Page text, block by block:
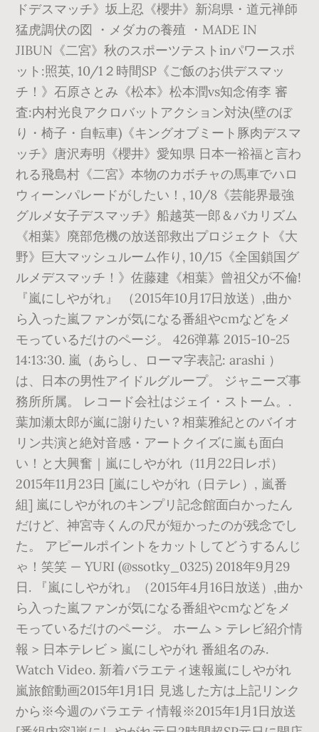
ドデスマッチ》坂上忍《櫻井》新潟県・道元禅師
猛虎調伏の図 ・メダカの養殖 ・MADE IN
JIBUN《二宮》秋のスポーツテストinパワースポ
ット:照英, 10/1２時間SP《ご飯のお供デスマッ
チ！》石原さとみ《松本》松本潤vs知念侑李 審
査:内村光良アクロバットアクション対決(壁のぼ
り・椅子・自転車)《キングオブミート豚肉デスマ
ッチ》唐沢寿明《櫻井》愛知県 日本一裕福と言わ
れる飛島村《二宮》本物のカボチャの馬車でハロ
ウィーンパレードがしたい！, 10/8《芸能界最強
グルメ女子デスマッチ》船越英一郎＆バカリズム
《相葉》廃部危機の放送部救出プロジェクト《大
野》巨大マッシュルーム作り, 10/15《全国鎖国グ
ルメデスマッチ！》佐藤建《相葉》曾祖父が不倫!
『嵐にしやがれ』 （2015年10月17日放送）,曲か
ら入った嵐ファンが気になる番組やcmなどをメ
モっているだけのページ。 426弹幕 2015-10-25
14:13:30. 嵐（あらし、ローマ字表記: arashi ）
は、日本の男性アイドルグループ。 ジャニーズ事
務所所属。 レコード会社はジェイ・ストーム。.
葉加瀬太郎が嵐に謝りたい？相葉雅紀とのバイオ
リン共演と絶対音感・アートクイズに嵐も面白
い！と大興奮｜嵐にしやがれ（11月22日レポ）
2015年11月23日 [嵐にしやがれ（日テレ）, 嵐番
組] 嵐にしやがれのキンプリ記念館面白かったん
だけど、神宮寺くんの尺が短かったのが残念でし
た。 アピールポイントをカットしてどうするんじ
ゃ！笑笑 — YURI (@ssotky_0325) 2018年9月29
日. 『嵐にしやがれ』（2015年4月16日放送）,曲か
ら入った嵐ファンが気になる番組やcmなどをメ
モっているだけのページ。 ホーム > テレビ紹介情
報 > 日本テレビ > 嵐にしやがれ 番組名のみ.
Watch Video. 新着バラエティ速報嵐にしやがれ
嵐旅館動画2015年1月1日 見逃した方は上記リンク
から※今週のバラエティ情報※2015年1月1日放送